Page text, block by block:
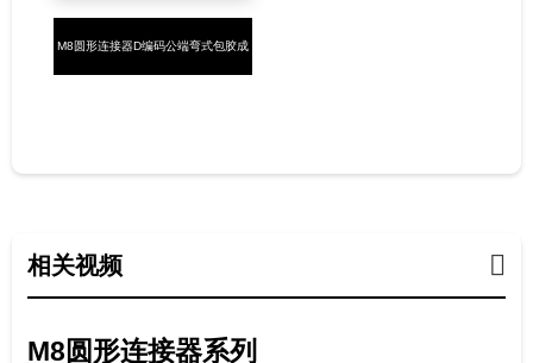
M8圆形连接器D编码公端弯式包胶成
相关视频
M8圆形连接器系列